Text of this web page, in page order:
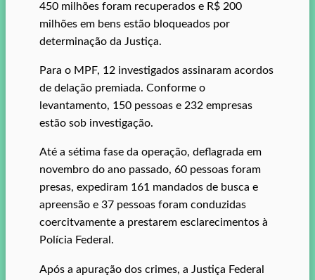
450 milhões foram recuperados e R$ 200
milhões em bens estão bloqueados por
determinação da Justiça.
Para o MPF, 12 investigados assinaram acordos
de delação premiada. Conforme o
levantamento, 150 pessoas e 232 empresas
estão sob investigação.
Até a sétima fase da operação, deflagrada em
novembro do ano passado, 60 pessoas foram
presas, expediram 161 mandados de busca e
apreensão e 37 pessoas foram conduzidas
coercitvamente a prestarem esclarecimentos à
Polícia Federal.
Após a apuração dos crimes, a Justiça Federal